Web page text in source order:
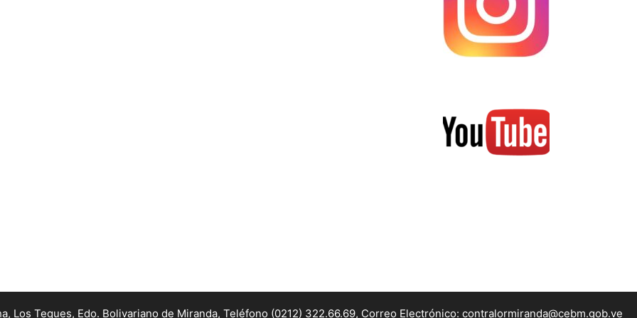
Los Teques, Edo. Bolivariano de Miranda, Teléfono (0212) 322.66.69, Correo Electrónico: contralormiranda@cebm.gob.ve